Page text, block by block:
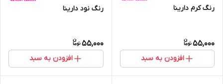
رنگ کرم دارینا
55,000
افزودن به سبد
رنگ نود دارینا
55,000
افزودن به سبد